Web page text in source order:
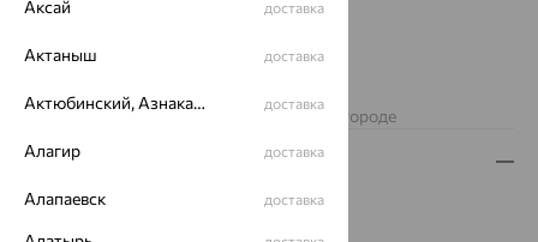
3 615
Изделие недоступно для заказа в вашем городе
Описание
Вид изделия:
Вес:5.16
Аксай доставка
Актаныш доставка
Актюбинский, Азнакаевский район доставка
Алагир доставка
Алапаевск доставка